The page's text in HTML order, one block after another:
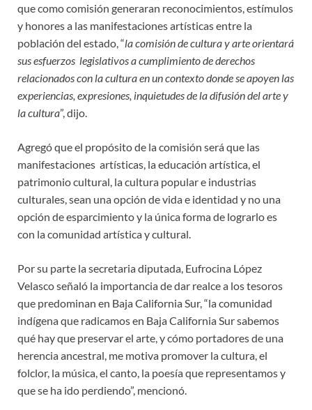
que como comisión generaran reconocimientos, estímulos
y honores a las manifestaciones artísticas entre la
población del estado, “la comisión de cultura y arte orientará
sus esfuerzos legislativos a cumplimiento de derechos
relacionados con la cultura en un contexto donde se apoyen las
experiencias, expresiones, inquietudes de la difusión del arte y
la cultura”, dijo.
Agregó que el propósito de la comisión será que las
manifestaciones artísticas, la educación artística, el
patrimonio cultural, la cultura popular e industrias
culturales, sean una opción de vida e identidad y no una
opción de esparcimiento y la única forma de lograrlo es
con la comunidad artística y cultural.
Por su parte la secretaria diputada, Eufrocina López
Velasco señaló la importancia de dar realce a los tesoros
que predominan en Baja California Sur, “la comunidad
indígena que radicamos en Baja California Sur sabemos
qué hay que preservar el arte, y cómo portadores de una
herencia ancestral, me motiva promover la cultura, el
folclor, la música, el canto, la poesía que representamos y
que se ha ido perdiendo”, mencionó.